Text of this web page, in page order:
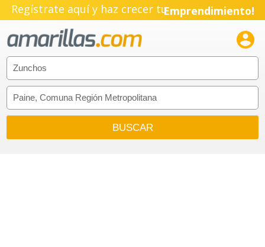
Regístrate aquí y haz crecer tuEmprendimiento!
